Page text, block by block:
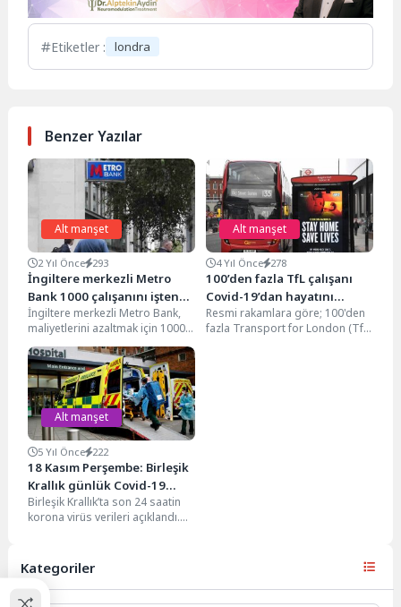
Etiketler : londra
Benzer Yazılar
Alt manşet
2 Yıl Önce 293
İngiltere merkezli Metro
Bank 1000 çalışanını işten
çıkaracak
İngiltere merkezli Metro Bank,
maliyetlerini azaltmak için 1000
çalışanını işten çıkaracağını
duyurdu. Banka, geçen yıla...
Alt manşet
4 Yıl Önce 278
100’den fazla TfL çalışanı
Covid-19’dan hayatını
kaybetti
Resmi rakamlara göre; 100'den
fazla Transport for London (TfL)
Alt manşet
5 Yıl Önce 222
18 Kasım Perşembe: Birleşik
Krallık günlük Covid-19
raporu
Birleşik Krallık’ta son 24 saatin
korona virüs verileri açıklandı.
Kategoriler